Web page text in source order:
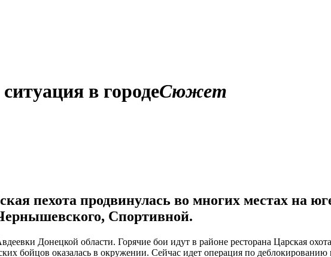
в городеСюжет
пехота продвинулась во многих местах на
Спортивной.
Донецкой области. Горячие бои идут в районе ресторана Царская
бойцов оказалась в окружении. Сейчас идет операция по